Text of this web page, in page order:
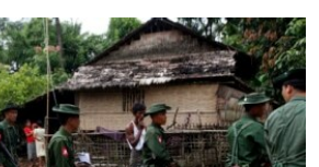
ာ
က်အလက်များ